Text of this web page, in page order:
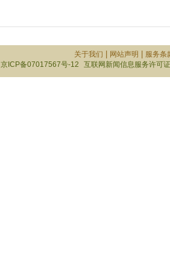
关于我们 网站声明
服务条
京ICP备07017567号-12
互联网新闻信息服务许可证